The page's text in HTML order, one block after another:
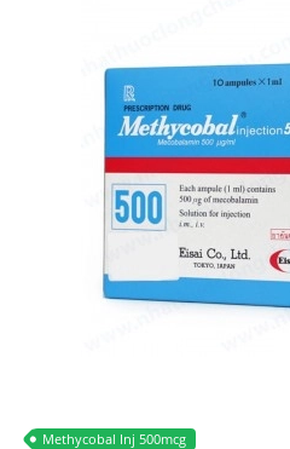
Methycobal Inj 500mcg